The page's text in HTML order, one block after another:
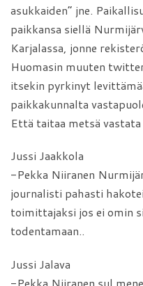
asukkaiden” jne.
paikkansa siellä
Karjalassa, jonne
Huomasin muuten
itsekin pyrkinyt
paikkakunnalta
Että taitaa metsä vastata
Jussi Jaakkola
-Pekka Niiranen
journalisti pahasti
toimittajaksi jos ei omin
todentamaan..
Jussi Jalava
-Pekka Niiranen sul